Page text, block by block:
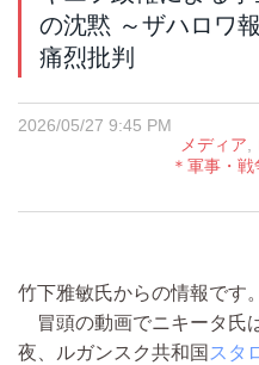
の沈黙 ～ザハロワ
痛烈批判
2026/05/27 9:45 PM
メディア,
＊軍事・戦
竹下雅敏氏からの情報です。
冒頭の動画でニキータ氏
夜、ルガンスク共和国 スタ